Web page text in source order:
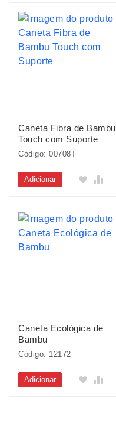
Caneta Fibra de Bambu
Touch com Suporte
Código: 00708T
Adicionar
Caneta Ecológica de
Bambu
Código: 12172
Adicionar